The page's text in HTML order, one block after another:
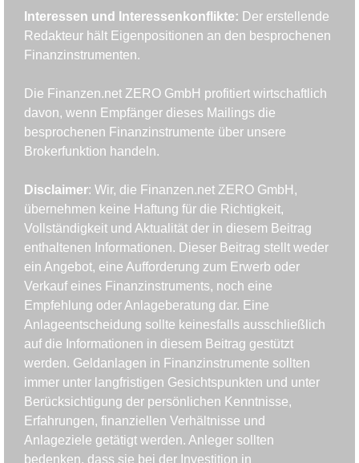
Interessen und Interessenkonflikte: Der erstellende
Redakteur hält Eigenpositionen an den besprochenen
Finanzinstrumenten.
Die Finanzen.net ZERO GmbH profitiert wirtschaftlich
davon, wenn Empfänger dieses Mailings die
besprochenen Finanzinstrumente über unsere
Brokerfunktion handeln.
Disclaimer: Wir, die Finanzen.net ZERO GmbH,
übernehmen keine Haftung für die Richtigkeit,
Vollständigkeit und Aktualität der in diesem Beitrag
enthaltenen Informationen. Dieser Beitrag stellt weder
ein Angebot, eine Aufforderung zum Erwerb oder
Verkauf eines Finanzinstruments, noch eine
Empfehlung oder Anlageberatung dar. Eine
Anlageentscheidung sollte keinesfalls ausschließlich
auf die Informationen in diesem Beitrag gestützt
werden. Geldanlagen in Finanzinstrumente sollten
immer unter langfristigen Gesichtspunkten und unter
Berücksichtigung der persönlichen Kenntnisse,
Erfahrungen, finanziellen Verhältnisse und
Anlageziele getätigt werden. Anleger sollten
bedenken, dass sie bei der Investition in